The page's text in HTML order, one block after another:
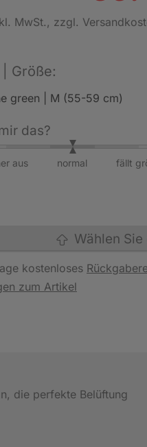
MwSt., zzgl.
Größe:
green | M (55-59 cm)
das?
aus fällt
normal
Wählen Sie
kostenloses
zum Artikel
die perfekte Belüftung